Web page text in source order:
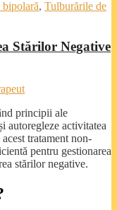
bipolară, Tulburările de
Stărilor Negative
principii ale
autoregleze activitatea
tratament non-
pentru gestionarea
stărilor negative.